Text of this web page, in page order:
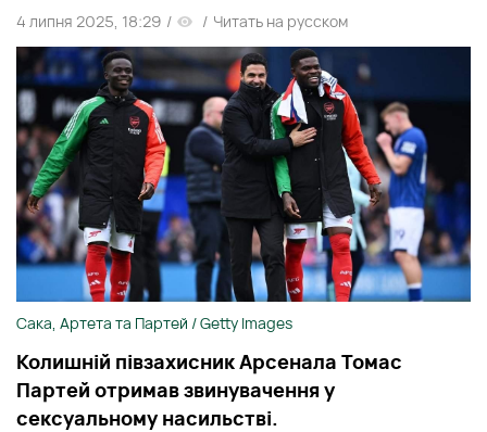
4 липня 2025, 18:29 / / Читать на русском
Сака, Артета та Партей / Getty Images
Колишній півзахисник Арсенала Томас
Партей отримав звинувачення у
сексуальному насильстві.